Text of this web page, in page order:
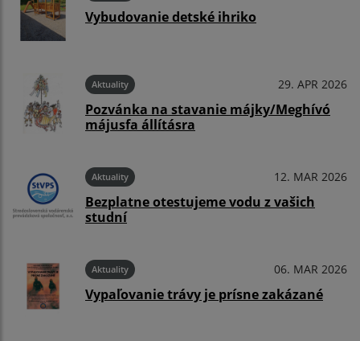
Vybudovanie detské ihriko
Aktuality 29. APR 2026
Pozvánka na stavanie májky/Meghívó
májusfa állításra
Aktuality 12. MAR 2026
Bezplatne otestujeme vodu z vašich
studní
Aktuality 06. MAR 2026
Vypaľovanie trávy je prísne zakázané